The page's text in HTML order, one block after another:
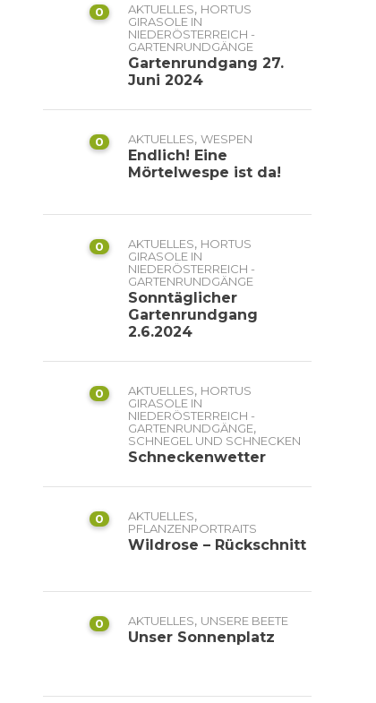
0 AKTUELLES, HORTUS
GIRASOLE IN
NIEDERÖSTERREICH -
GARTENRUNDGÄNGE
Gartenrundgang 27.
Juni 2024
0 AKTUELLES, WESPEN
Endlich! Eine
Mörtelwespe ist da!
0 AKTUELLES, HORTUS
GIRASOLE IN
NIEDERÖSTERREICH -
GARTENRUNDGÄNGE
Sonntäglicher
Gartenrundgang
2.6.2024
0 AKTUELLES, HORTUS
GIRASOLE IN
NIEDERÖSTERREICH -
GARTENRUNDGÄNGE,
SCHNEGEL UND SCHNECKEN
Schneckenwetter
0 AKTUELLES,
PFLANZENPORTRAITS
Wildrose – Rückschnitt
0 AKTUELLES, UNSERE BEETE
Unser Sonnenplatz